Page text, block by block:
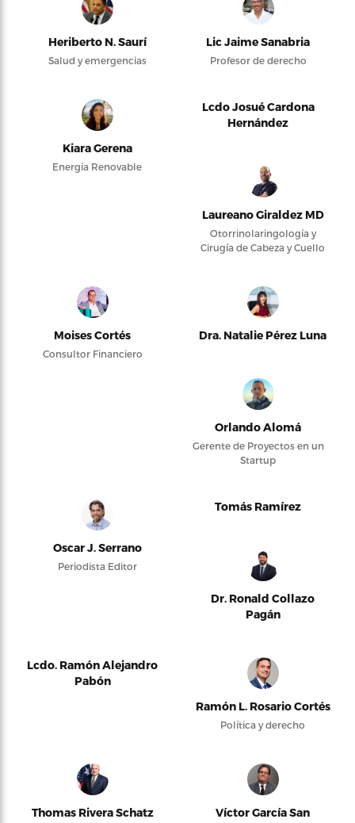
Heriberto N. Saurí
Salud y emergencias
Lic Jaime Sanabria
Profesor de derecho
Kiara Gerena
Energía Renovable
Lcdo Josué Cardona
Hernández
Laureano Giraldez MD
Otorrinolaringología y
Cirugía de Cabeza y Cuello
Moises Cortés
Consultor Financiero
Dra. Natalie Pérez Luna
Orlando Alomá
Gerente de Proyectos en un
Startup
Oscar J. Serrano
Periodista Editor
Tomás Ramírez
Dr. Ronald Collazo
Pagán
Lcdo. Ramón Alejandro
Pabón
Ramón L. Rosario Cortés
Política y derecho
Thomas Rivera Schatz
Víctor García San